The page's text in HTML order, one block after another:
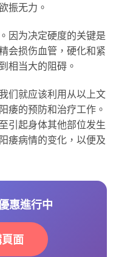
振无力。
因为决定硬度的关键是
会损伤血管，硬化和紧
相当大的阻碍。
们就应该利用从以上文
痿的预防和治疗工作。
引起身体其他部位发生
痿病情的变化，以便及
惠進行中
面